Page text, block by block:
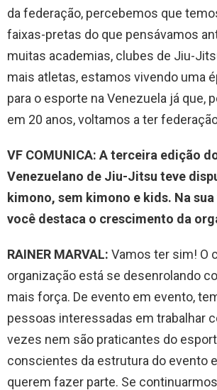
da federação, percebemos que
faixas-pretas do que pensávamos
muitas academias, clubes de Jiu-
mais atletas, estamos vivendo uma
para o esporte na Venezuela já que,
em 20 anos, voltamos a ter
VF COMUNICA: A terceira edição
Venezuelano de Jiu-Jitsu teve
kimono, sem kimono e kids. Na
você destaca o crescimento da
RAINER MARVAL: Vamos ter sim! O
organização está se desenrolando
mais força. De evento em evento,
pessoas interessadas em trabalhar
vezes nem são praticantes do
conscientes da estrutura do evento
querem fazer parte. Se